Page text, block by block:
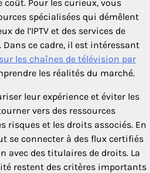
coût. Pour les curieux, vous
spécialisées qui démêlent
de l’IPTV et des services de
ce cadre, il est intéressant
les chaînes de télévision par
les réalités du marché.
leur expérience et éviter les
vers des ressources
risques et les droits associés. En
se connecter à des flux certifiés
avec des titulaires de droits. La
restent des critères importants